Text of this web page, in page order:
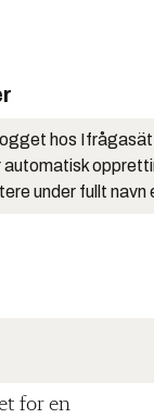
hos
under fullt navn
for en